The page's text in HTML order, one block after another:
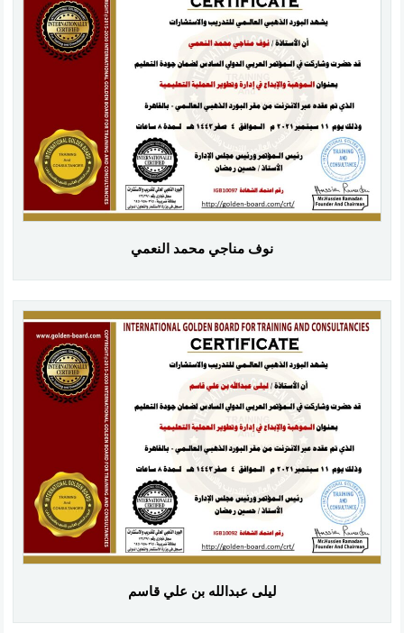
نوف مناجي محمد النعمي
ليلى عبدالله بن علي قاسم